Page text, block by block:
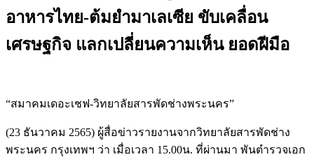
อาหารไทย-ต้มยำมาเลเซีย ขับเคลื่อน
เศรษฐกิจ แลกเปลี่ยนความเห็น ยอดฝีมือ
“สมาคมเดอะเชฟ-วิทยาลัยสารพัดช่างพระนคร”
(23 ธันวาคม 2565) ผู้สื่อข่าวรายงานจากวิทยาลัยสารพัดช่าง
พระนคร กรุงเทพฯ ว่า เมื่อเวลา 15.00น. ที่ผ่านมา พันตำรวจเอก